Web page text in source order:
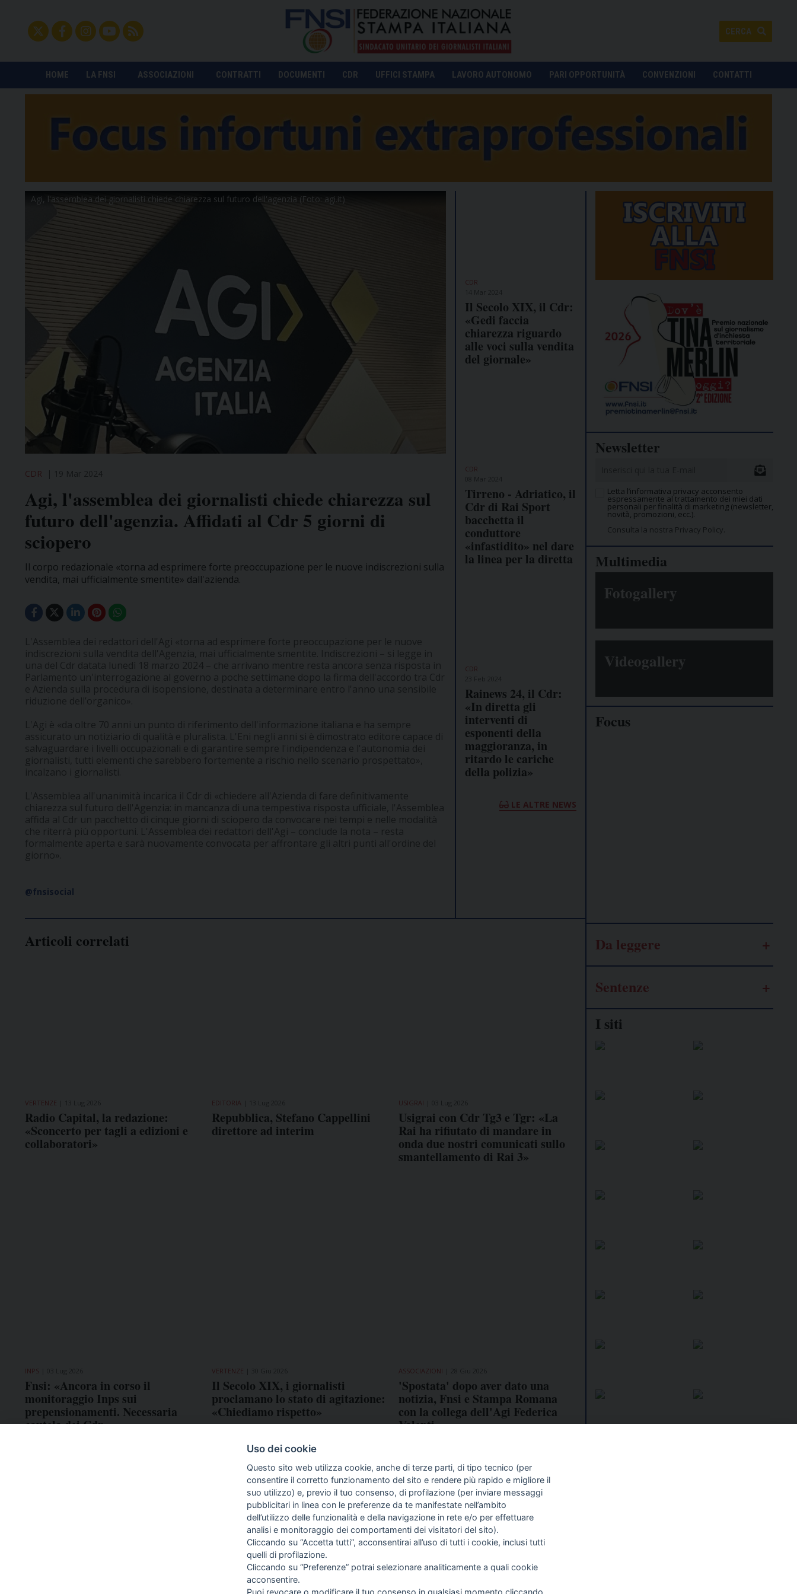
CERCA
HOME LA FNSI ASSOCIAZIONI CONTRATTI DOCUMENTI CDR UFFICI STAMPA LAVORO AUTONOMO PARI OPPORTUNITÀ CONVENZIONI CONTATTI
Agi, l'assemblea dei giornalisti chiede chiarezza sul futuro dell'agenzia (Foto: agi.it)
CDR
Agi, l'assemblea dei giornalisti chiede chiarezza sul
futuro dell'agenzia. Affidati al Cdr 5 giorni di
sciopero
Il corpo redazionale «torna ad esprimere forte preoccupazione per le nuove indiscrezioni sulla
vendita, mai ufficialmente smentite» dall'azienda.
@fnsisocial
CDR
Il Secolo XIX, il Cdr:
«Gedi faccia
chiarezza riguardo
alle voci sulla vendita
del giornale»
CDR
Tirreno - Adriatico, il
Cdr di Rai Sport
bacchetta il
conduttore
«infastidito» nel dare
la linea per la diretta
CDR
Rainews 24, il Cdr:
«In diretta gli
interventi di
esponenti della
maggioranza, in
ritardo le cariche
della polizia»
LE ALTRE NEWS
Articoli correlati
VERTENZE
Radio Capital, la redazione:
«Sconcerto per tagli a edizioni e
collaboratori»
EDITORIA
Repubblica, Stefano Cappellini
direttore ad interim
USIGRAI
Usigrai con Cdr Tg3 e Tgr: «La
Rai ha rifiutato di mandare in
onda due nostri comunicati sullo
smantellamento di Rai 3»
INPS
Fnsi: «Ancora in corso il
monitoraggio Inps sui
prepensionamenti. Necessaria
cautela dei Cdr»
VERTENZE
Il Secolo XIX, i giornalisti
proclamano lo stato di agitazione:
«Chiediamo rispetto»
ASSOCIAZIONI
'Spostata' dopo aver dato una
notizia, Fnsi e Stampa Romana
con la collega dell'Agi Federica
Valenti
Newsletter
Letta l’informativa privacy acconsento
espressamente al trattamento dei miei dati
personali per finalità di marketing (newsletter,
novità, promozioni, ecc.).
Consulta la nostra Privacy Policy.
Multimedia
Fotogallery
Videogallery
Focus
Da leggere
Sentenze
I siti
COME TI SENTI?
INTELLIGENZA
Uso dei cookie
Questo sito web utilizza cookie, anche di terze parti, di tipo tecnico (per
consentire il corretto funzionamento del sito e rendere più rapido e migliore il
suo utilizzo) e, previo il tuo consenso, di profilazione (per inviare messaggi
pubblicitari in linea con le preferenze da te manifestate nell’ambito
dell’utilizzo delle funzionalità e della navigazione in rete e/o per effettuare
analisi e monitoraggio dei comportamenti dei visitatori del sito).
Cliccando su “Accetta tutti”, acconsentirai all’uso di tutti i cookie, inclusi tutti
quelli di profilazione.
Cliccando su “Preferenze” potrai selezionare analiticamente a quali cookie
acconsentire.